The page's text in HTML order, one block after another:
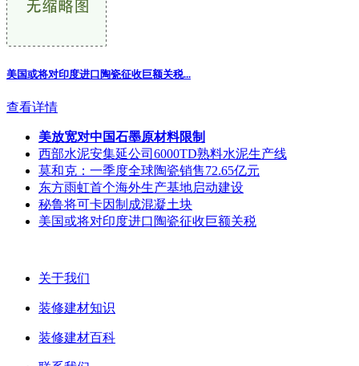
美国或将对印度进口陶瓷征收巨额关税...
查看详情
美放宽对中国石墨原材料限制
西部水泥安集延公司6000TD熟料水泥生产线
莫和克：一季度全球陶瓷销售72.65亿元
东方雨虹首个海外生产基地启动建设
秘鲁将可卡因制成混凝土块
美国或将对印度进口陶瓷征收巨额关税
关于我们
装修建材知识
装修建材百科